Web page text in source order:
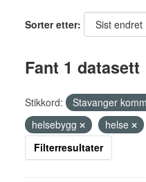
Sorter etter
Fant 1 datasett
Stikkord: Stavanger
helsebygg
helse
Filterresultater